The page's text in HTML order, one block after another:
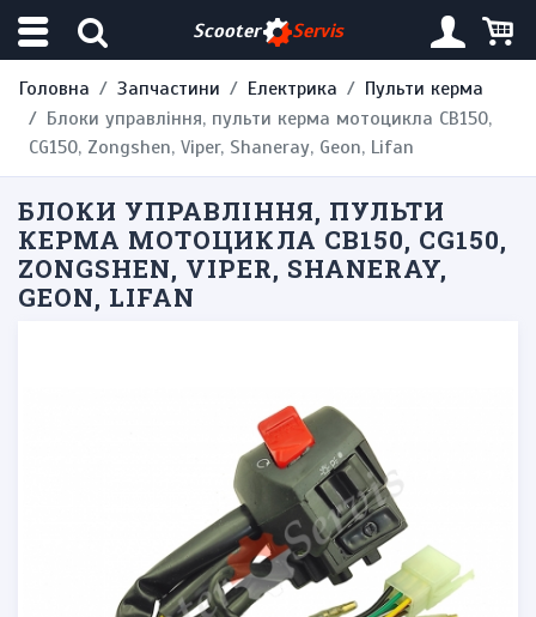
Scooter Servis
Головна Запчастини Електрика
Пульти керма
Блоки управління, пульти керма мотоцикла CB150,
CG150, Zongshen, Viper, Shaneray, Geon, Lifan
БЛОКИ УПРАВЛІННЯ, ПУЛЬТИ
КЕРМА МОТОЦИКЛА CB150, CG150,
ZONGSHEN, VIPER, SHANERAY,
GEON, LIFAN